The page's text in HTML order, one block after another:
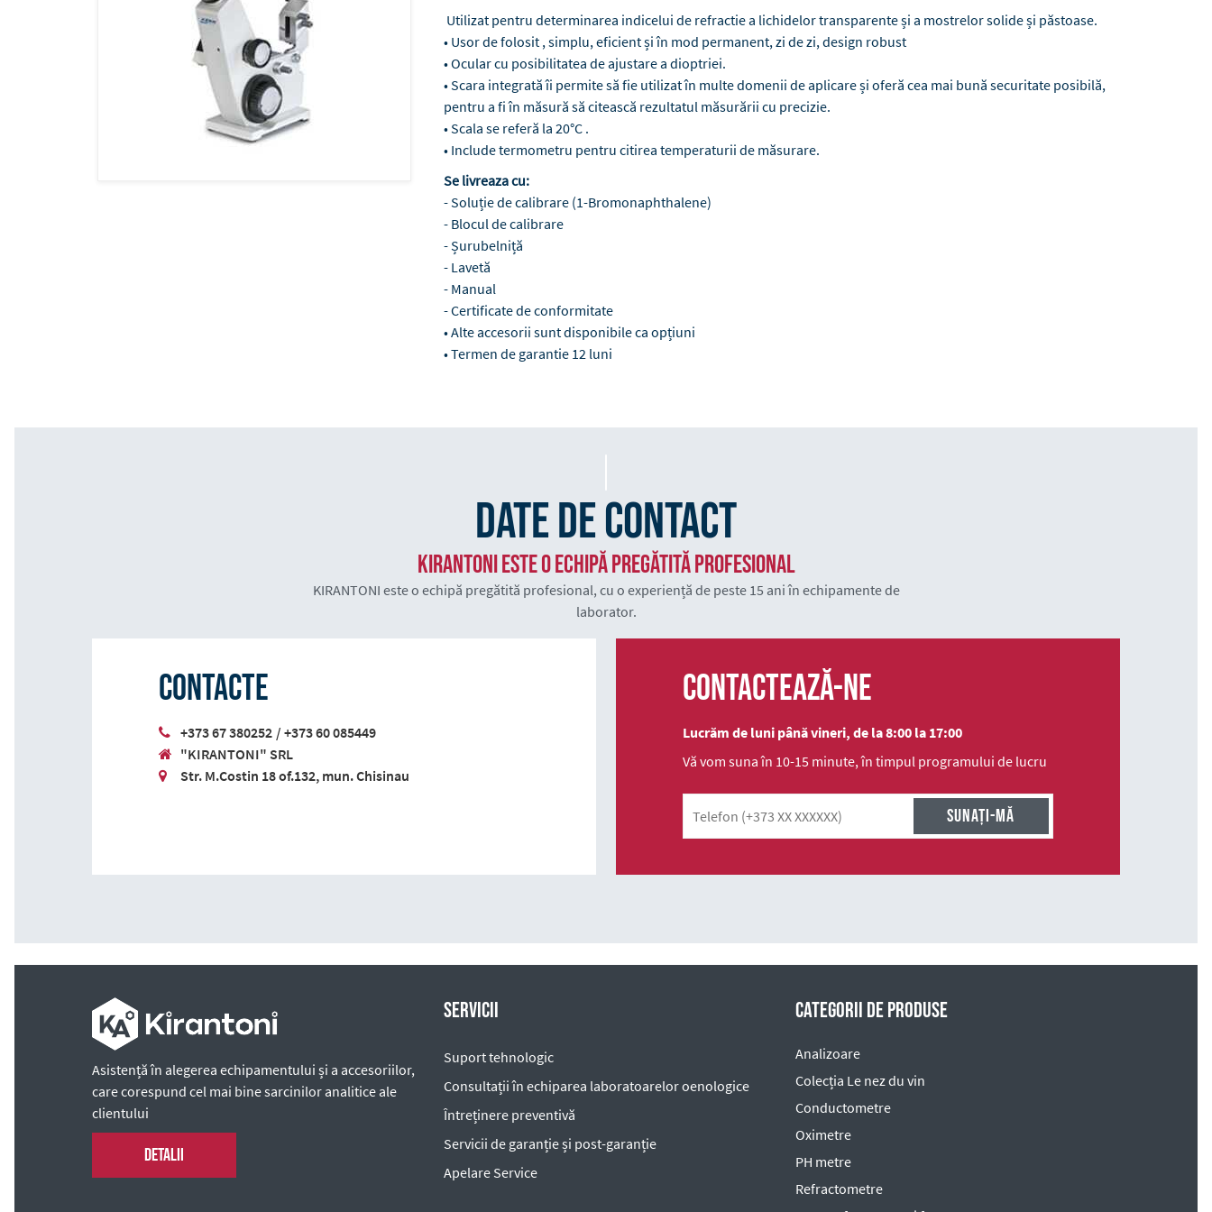
Utilizat pentru determinarea indicelui de refractie a lichidelor transparente și a mostrelor solide și păstoase.
• Usor de folosit , simplu, eficient și în mod permanent, zi de zi, design robust
• Ocular cu posibilitatea de ajustare a dioptriei.
• Scara integrată îi permite să fie utilizat în multe domenii de aplicare și oferă cea mai bună securitate posibilă,
pentru a fi în măsură să citească rezultatul măsurării cu precizie.
• Scala se referă la 20°C .
• Include termometru pentru citirea temperaturii de măsurare.
Se livreaza cu:
- Soluție de calibrare (1-Bromonaphthalene)
- Blocul de calibrare
- Șurubelniță
- Lavetă
- Manual
- Certificate de conformitate
• Alte accesorii sunt disponibile ca opțiuni
• Termen de garantie 12 luni
Date de contact
KIRANTONI este o echipă pregătită profesional
KIRANTONI este o echipă pregătită profesional, cu o experiență de peste 15 ani în echipamente de
laborator.
Contacte
+373 67 380252 / +373 60 085449
"KIRANTONI" SRL
Str. M.Costin 18 of.132, mun. Chisinau
Contactează-ne
Lucrăm de luni până vineri, de la 8:00 la 17:00
Vă vom suna în 10-15 minute, în timpul programului de lucru
Asistență în alegerea echipamentului și a accesoriilor,
care corespund cel mai bine sarcinilor analitice ale
clientului
Detalii
Servicii
Suport tehnologic
Consultații în echiparea laboratoarelor oenologice
Întreținere preventivă
Servicii de garanție și post-garanție
Apelare Service
Categorii de produse
Analizoare
Colecția Le nez du vin
Conductometre
Oximetre
PH metre
Refractometre